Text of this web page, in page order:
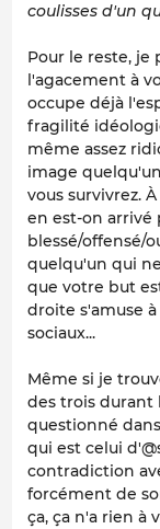
coulisses d'un
Pour le reste,
l'agacement à
occupe déjà
fragilité
même assez
image
vous survivrez.
en est-on arrivé
blessé/offensé/
quelqu'un qui
que votre but
droite s'amuse
sociaux...
Même si je
des trois durant
questionné
qui est celui
contradiction
forcément de
ça, ça n'a rien à